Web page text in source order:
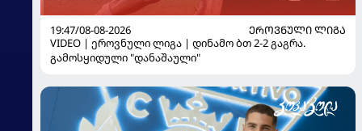
19:47/08-08-2026
ᲔᲠᲝᲕᲜᲣᲚᲘ ᲚᲘᲒᲐ
VIDEO | ეროვნული ლიგა | დინამო ბთ 2-2 გაგრა.
გამოსყიდული "დანაშაული"